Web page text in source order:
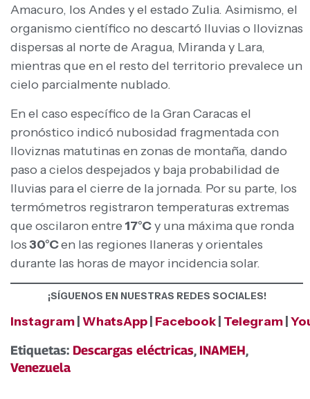
Amacuro, los Andes y el estado Zulia. Asimismo, el
organismo científico no descartó lluvias o lloviznas
dispersas al norte de Aragua, Miranda y Lara,
mientras que en el resto del territorio prevalece un
cielo parcialmente nublado.
En el caso específico de la Gran Caracas el
pronóstico indicó nubosidad fragmentada con
lloviznas matutinas en zonas de montaña, dando
paso a cielos despejados y baja probabilidad de
lluvias para el cierre de la jornada. Por su parte, los
termómetros registraron temperaturas extremas
que oscilaron entre 17°Cy una máxima que ronda
los30°Cen las regiones llaneras y orientales
durante las horas de mayor incidencia solar.
¡SÍGUENOS EN NUESTRAS REDES SOCIALES!
Instagram WhatsApp Facebook Telegram
Etiquetas: Descargas eléctricas, INAMEH,
Venezuela